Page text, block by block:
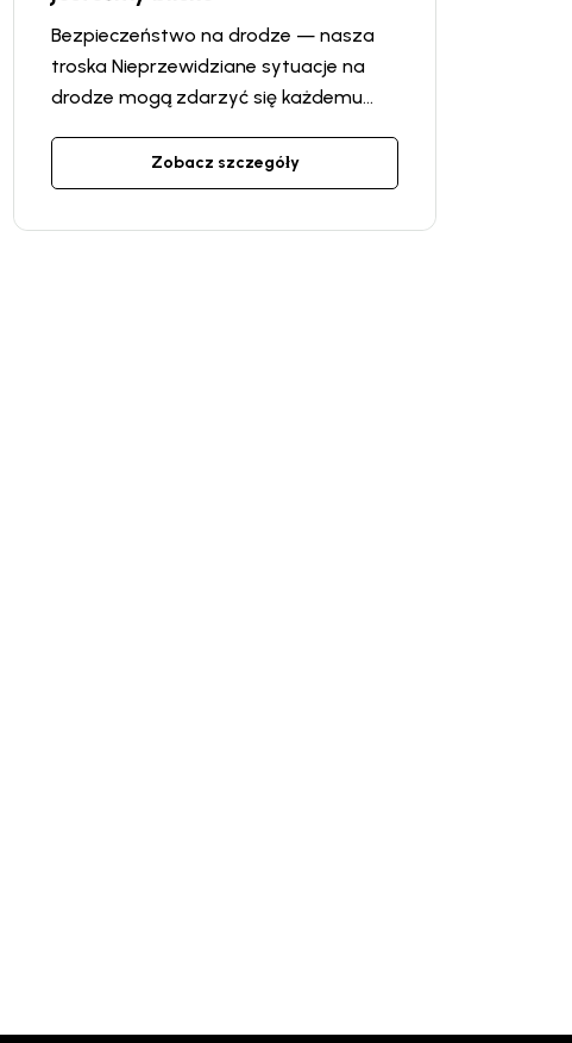
Bezpieczeństwo na drodze — nasza
troska Nieprzewidziane sytuacje na
drodze mogą zdarzyć się każdemu
oferujemy pełne wsparcie dzięki
programowi „Pomoc na drodze”.
Zobacz szczegóły